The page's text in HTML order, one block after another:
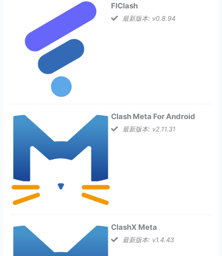
FlClash
最新版本: v0.8.94
Clash Meta For Android
最新版本: v2.11.31
ClashX Meta
最新版本: v1.4.43